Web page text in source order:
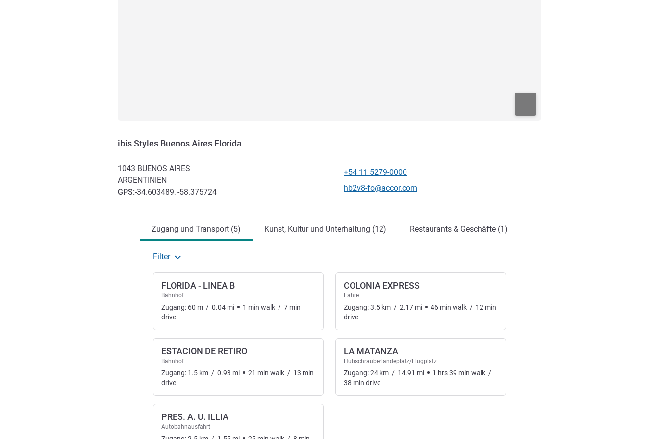
ibis Styles Buenos Aires Florida
1043 BUENOS AIRES
ARGENTINIEN
GPS:-34.603489, -58.375724
+54 11 5279-0000
Kontakt-E-Mail
hb2v8-fo@accor.com
Zugang und Transport (5) Kunst, Kultur und Unterhaltung (12) Restaurants & Geschäfte (1)
Filter
FLORIDA - LINEA B
Bahnhof
Zugang: 60 m / 0.04 mi 1 min walk / 7 min
drive
ESTACION DE RETIRO
Bahnhof
Zugang: 1.5 km / 0.93 mi 21 min walk / 13 min
drive
PRES. A. U. ILLIA
Autobahnausfahrt
COLONIA EXPRESS
Fähre
Zugang:3.5 km / 2.17 mi 46 min walk / 12 min
drive
LA MATANZA
Hubschrauberlandeplatz/Flugplatz
Zugang:24 km / 14.91 mi 1 hrs39 min walk /
38 min drive